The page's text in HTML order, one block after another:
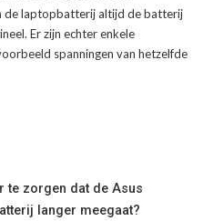
de laptopbatterij altijd de batterij
Er zijn echter enkele
spanningen van hetzelfde
te zorgen dat de Asus
langer meegaat?